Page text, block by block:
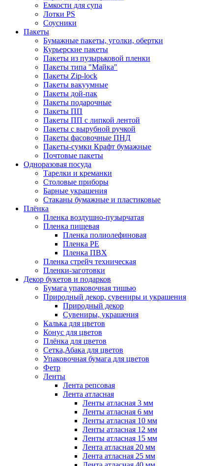
Емкости для супа
Лотки PS
Соусники
Пакеты
Бумажные пакеты, уголки, обертки
Курьерские пакеты
Пакеты из пузырьковой пленки
Пакеты типа "Майка"
Пакеты Zip-lock
Пакеты вакуумные
Пакеты дой-пак
Пакеты подарочные
Пакеты ПП
Пакеты ПП с липкой лентой
Пакеты с вырубной ручкой
Пакеты фасовочные ПНД
Пакеты-сумки Крафт бумажные
Почтовые пакеты
Одноразовая посуда
Тарелки и креманки
Столовые приборы
Барные украшения
Стаканы бумажные и пластиковые
Плёнка
Пленка воздушно-пузырчатая
Пленка пищевая
Пленка полиолефиновая
Пленка PE
Пленка ПВХ
Пленка стрейч техническая
Пленки-заготовки
Декор букетов и подарков
Бумага упаковочная тишью
Природный декор, сувениры и украшения
Природный декор
Сувениры, украшения
Калька для цветов
Конус для цветов
Плёнка для цветов
Сетка,Абака для цветов
Упаковочная бумага для цветов
Фетр
Ленты
Лента репсовая
Лента атласная
Ленты атласная 3 мм
Ленты атласная 6 мм
Ленты атласная 10 мм
Ленты атласная 12 мм
Ленты атласная 15 мм
Лента атласная 20 мм
Лента атласная 25 мм